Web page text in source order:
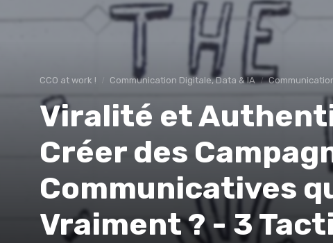
CCO at work ! Communication Digitale, Data & IA
Viralité et
Créer des
Communicatives
Vraiment ? - 3